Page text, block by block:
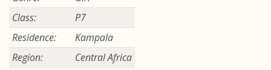
Class:
P7
Residence:
Kampala
Region:
Central Africa